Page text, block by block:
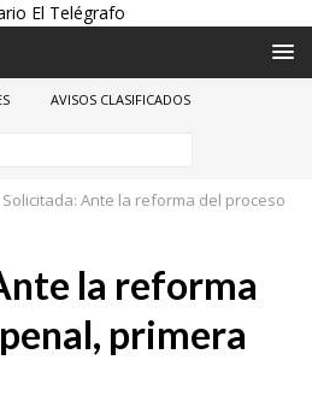
AVISOS CLASIFICADOS
Solicitada: Ante la reforma del proceso
la reforma
primera